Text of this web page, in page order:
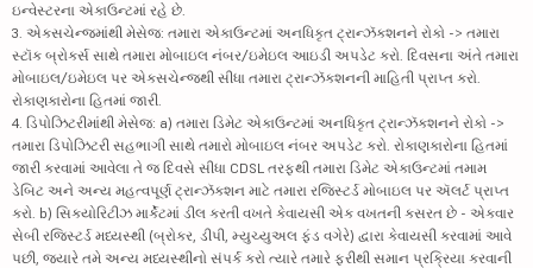
ઇન્વેસ્ટરના એકાઉન્ટમાં રહે છે.
3. એક્સચેન્જમાંથી મેસેજ: તમારા એકાઉન્ટમાં અનધિકૃત ટ્રાન્ઝૅક્શનને રોકો -> તમારા
સ્ટૉક બ્રોકર્સ સાથે તમારા મોબાઇલ નંબર/ઇમેઇલ આઇડી અપડેટ કરો. દિવસના અંતે તમારા
મોબાઇલ/ઇમેઇલ પર એક્સચેન્જથી સીધા તમારા ટ્રાન્ઝૅક્શનની માહિતી પ્રાપ્ત કરો.
રોકાણકારોના હિતમાં જારી.
4. ડિપોઝિટરીમાંથી મેસેજ: a) તમારા ડિમેટ એકાઉન્ટમાં અનધિકૃત ટ્રાન્ઝૅક્શનને રોકો ->
તમારા ડિપોઝિટરી સહભાગી સાથે તમારો મોબાઇલ નંબર અપડેટ કરો. રોકાણકારોના હિતમાં
જારી કરવામાં આવેલા તે જ દિવસે સીધા CDSL તરફથી તમારા ડિમેટ એકાઉન્ટમાં તમામ
ડેબિટ અને અન્ય મહત્વપૂર્ણ ટ્રાન્ઝૅક્શન માટે તમારા રજિસ્ટર્ડ મોબાઇલ પર ઍલર્ટ પ્રાપ્ત
કરો. b) સિક્યોરિટીઝ માર્કેટમાં ડીલ કરતી વખતે કેવાયસી એક વખતની કસરત છે - એકવાર
સેબી રજિસ્ટર્ડ મધ્યસ્થી (બ્રોકર, ડીપી, મ્યુચ્યુઅલ ફંડ વગેરે) દ્વારા કેવાયસી કરવામાં આવે
પછી, જ્યારે તમે અન્ય મધ્યસ્થીનો સંપર્ક કરો ત્યારે તમારે ફરીથી સમાન પ્રક્રિયા કરવાની